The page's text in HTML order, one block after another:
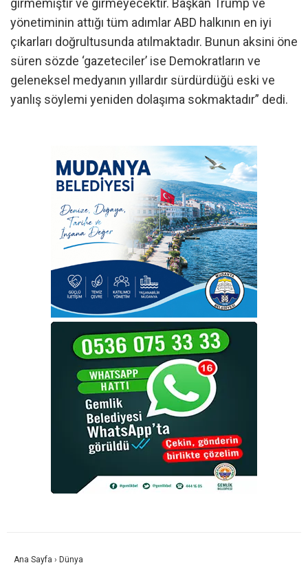
girmemiştir ve girmeyecektir. Başkan Trump ve
yönetiminin attığı tüm adımlar ABD halkının en iyi
çıkarları doğrultusunda atılmaktadır. Bunun aksini öne
süren sözde ‘gazeteciler’ ise Demokratların ve
geleneksel medyanın yıllardır sürdürdüğü eski ve
yanlış söylemi yeniden dolaşıma sokmaktadır” dedi.
Ana Sayfa › Dünya